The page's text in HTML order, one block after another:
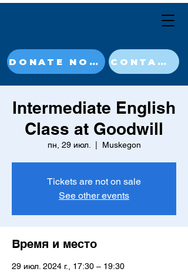
DONATE NOW CONTACT
Intermediate English
Class at Goodwill
пн, 29 июл. Muskegon
Tickets are not on sale
See other events
Время и место
29 июл. 2024 г., 17:30 – 19:30